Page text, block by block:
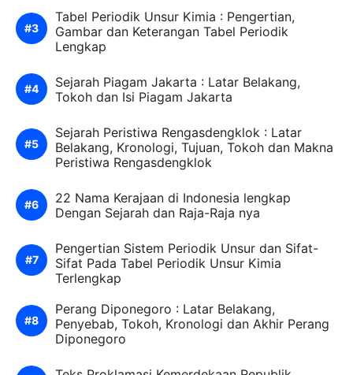
Tabel Periodik Unsur Kimia : Pengertian,
Gambar dan Keterangan Tabel Periodik
Lengkap
Sejarah Piagam Jakarta : Latar Belakang,
Tokoh dan Isi Piagam Jakarta
Sejarah Peristiwa Rengasdengklok : Latar
Belakang, Kronologi, Tujuan, Tokoh dan Makna
Peristiwa Rengasdengklok
22 Nama Kerajaan di Indonesia lengkap
Dengan Sejarah dan Raja-Raja nya
Pengertian Sistem Periodik Unsur dan Sifat-
Sifat Pada Tabel Periodik Unsur Kimia
Terlengkap
Perang Diponegoro : Latar Belakang,
Penyebab, Tokoh, Kronologi dan Akhir Perang
Diponegoro